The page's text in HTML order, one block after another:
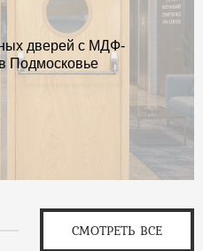
дверей с МДФ-
Подмосковье
СМОТРЕТЬ ВСЕ